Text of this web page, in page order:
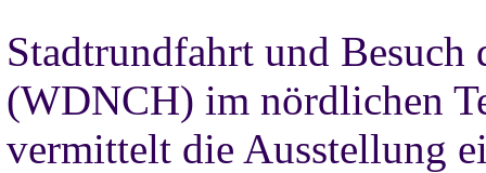
Stadtrundfahrt und
(WDNCH) im nördlichen
vermittelt die Ausstellung